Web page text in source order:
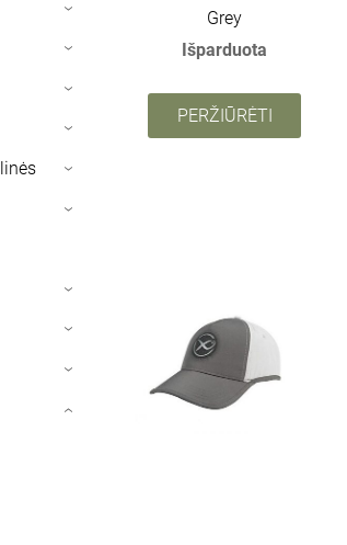
›
›
›
›
›
›
›
›
›
›
Grey
Išparduota
PERŽIŪRĖTI